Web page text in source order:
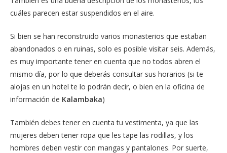
cuáles parecen estar suspendidos en el aire.
Si bien se han reconstruido varios monasterios que estaban
abandonados o en ruinas, solo es posible visitar seis. Además,
es muy importante tener en cuenta que no todos abren el
mismo día, por lo que deberás consultar sus horarios (si te
alojas en un hotel te lo podrán decir, o bien en la oficina de
información de Kalambaka)
También debes tener en cuenta tu vestimenta, ya que las
mujeres deben tener ropa que les tape las rodillas, y los
hombres deben vestir con mangas y pantalones. Por suerte,